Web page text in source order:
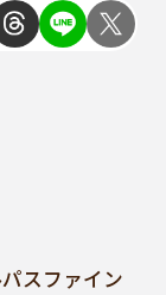
スファイン